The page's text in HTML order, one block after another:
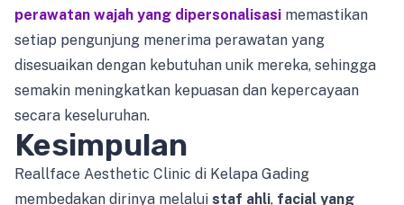
perawatan wajah yang dipersonalisasi memastikan
setiap pengunjung menerima perawatan yang
disesuaikan dengan kebutuhan unik mereka, sehingga
semakin meningkatkan kepuasan dan kepercayaan
secara keseluruhan.
Kesimpulan
Reallface Aesthetic Clinic di Kelapa Gading
membedakan dirinya melalui staf ahli, facial yang